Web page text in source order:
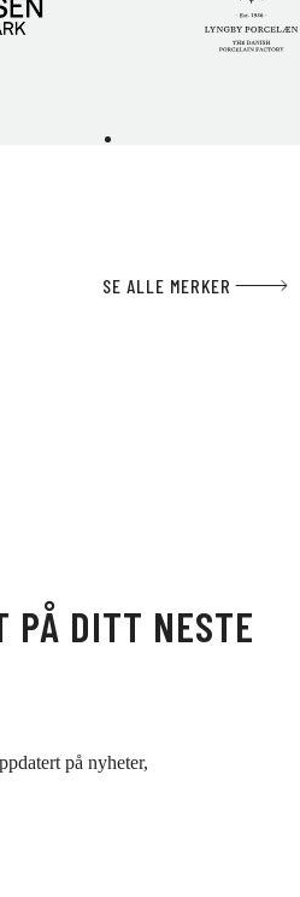
SE ALLE MERKER
PÅ DITT NESTE
på nyheter,